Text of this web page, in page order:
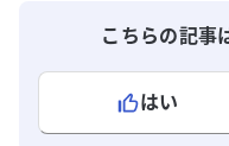
れてから睡眠が十分に
に、蕁麻疹が出て体が
全身に広がってきてい
こちらの記事
はい